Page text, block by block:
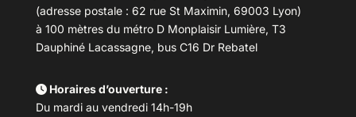
(adresse postale : 62 rue St Maximin, 69003 Lyon)
à 100 mètres du métro D Monplaisir Lumière, T3
Dauphiné Lacassagne, bus C16 Dr Rebatel
Horaires d’ouverture :
Du mardi au vendredi 14h-19h